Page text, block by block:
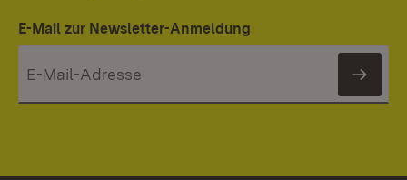
E-Mail zur Newsletter-Anmeldung